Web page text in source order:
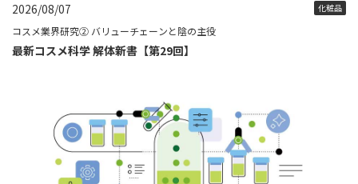
2026/08/07 化粧品
コスメ業界研究② バリューチェーンと陰の主役
最新コスメ科学 解体新書【第29回】